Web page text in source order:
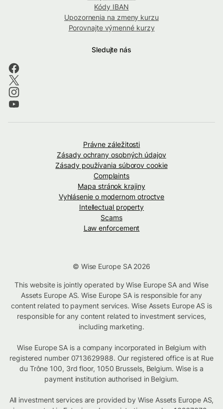
Kódy IBAN
Upozornenia na zmeny kurzu
Porovnajte výmenné kurzy
Sledujte nás
Právne záležitosti
Zásady ochrany osobných údajov
Zásady používania súborov cookie
Complaints
Mapa stránok krajiny
Vyhlásenie o modernom otroctve
Intellectual property
Scams
Law enforcement
© Wise Europe SA 2026
This website is jointly operated by Wise Europe SA and Wise
Assets Europe AS. Wise Europe SA is responsible for any
content related to payment services. Wise Assets Europe AS is
responsible for any content related to investment services,
including marketing.
Wise Europe SA is a company incorporated in Belgium with
registered number 0713629988. Our registered office is at Rue
du Trône 100, 3rd floor, 1050 Brussels, Belgium. Wise is a
payment institution authorised in Belgium.
All investment services are provided by Wise Assets Europe AS,